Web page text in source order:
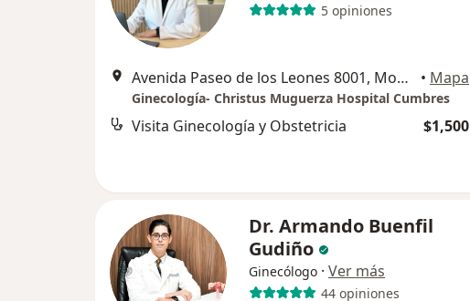
5 opiniones
Avenida Paseo de los Leones 8001, Monterrey • Mapa
Ginecología- Christus Muguerza Hospital Cumbres
Visita Ginecología y Obstetricia $1,500
Dr. Armando Buenfil
Gudiño
Ginecólogo · Ver más
44 opiniones